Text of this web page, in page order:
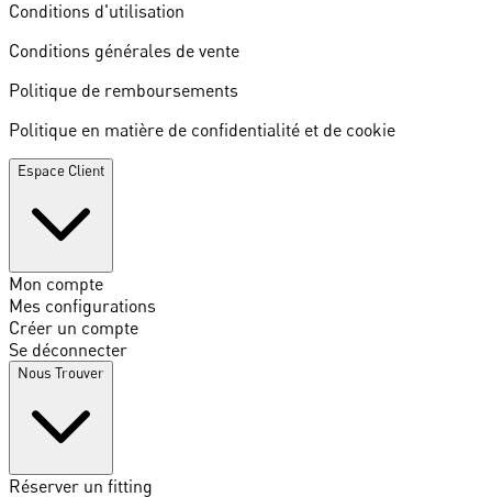
Conditions d'utilisation
Conditions générales de vente
Politique de remboursements
Politique en matière de confidentialité et de cookie
Espace Client
Mon compte
Mes configurations
Créer un compte
Se déconnecter
Nous Trouver
Réserver un fitting